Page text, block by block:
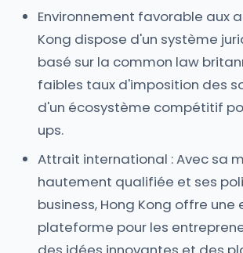
Environnement favorable aux
Kong dispose d'un système
basé sur la common law
faibles taux d'imposition des
d'un écosystème compétitif
ups.
Attrait international : Avec sa
hautement qualifiée et ses
business, Hong Kong offre une
plateforme pour les